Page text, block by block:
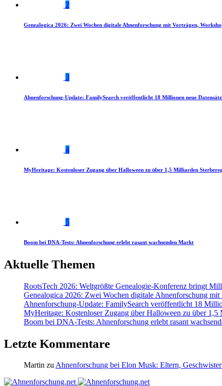
2
Genealogica 2026: Zwei Wochen digitale Ahnenforschung mit Vorträgen,
3
Ahnenforschung-Update: FamilySearch veröffentlicht 18 Millionen neue
4
MyHeritage: Kostenloser Zugang über Halloween zu über 1,5 Milliarden
5
Boom bei DNA-Tests: Ahnenforschung erlebt rasant wachsenden Markt
Aktuelle Themen
RootsTech 2026: Weltgrößte Genealogie-Konferenz bringt
Genealogica 2026: Zwei Wochen digitale Ahnenforschung mit
Ahnenforschung-Update: FamilySearch veröffentlicht 18
MyHeritage: Kostenloser Zugang über Halloween zu über 1,5
Boom bei DNA-Tests: Ahnenforschung erlebt rasant
Letzte Kommentare
Martin zu Ahnenforschung bei Elon Musk: Eltern,